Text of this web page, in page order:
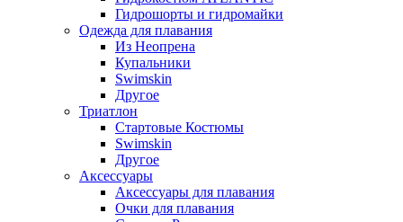
Гидрошорты и гидромайки
Одежда для плавания
Из Неопрена
Купальники
Swimskin
Другое
Триатлон
Стартовые Костюмы
Swimskin
Другое
Аксессуары
Аксессуары для плавания
Очки для плавания